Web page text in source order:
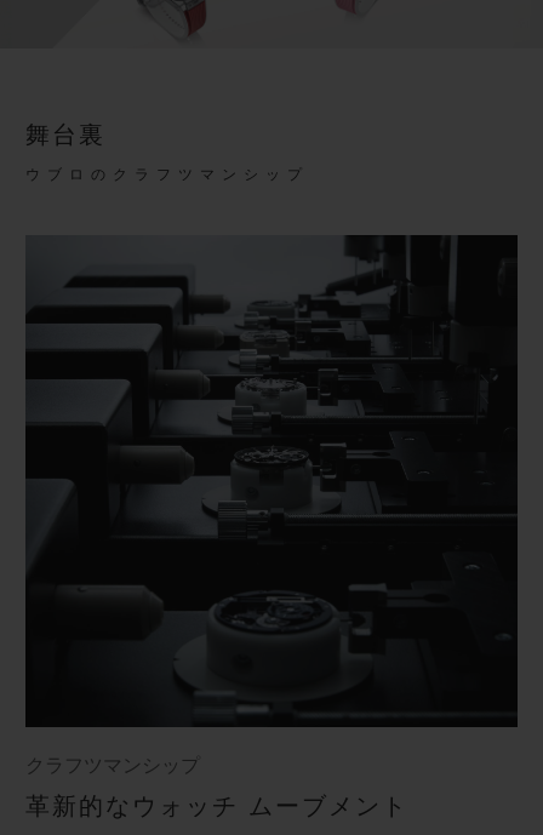
舞台裏
ウブロのクラフツマンシップ
クラフツマンシップ
革新的なウォッチ ムーブメント